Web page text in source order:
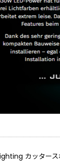
カッタース